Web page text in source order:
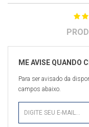
Para ser avisado da
campos abaixo.